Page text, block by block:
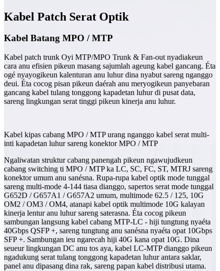
Kabel Patch Serat Optik
Kabel Batang MPO / MTP
Kabel patch trunk Oyi MTP/MPO Trunk & Fan-out nyadiakeun
cara anu efisien pikeun masang sajumlah ageung kabel gancang. Éta
ogé nyayogikeun kalenturan anu luhur dina nyabut sareng nganggo
deui. Éta cocog pisan pikeun daérah anu meryogikeun panyebaran
gancang kabel tulang tonggong kapadetan luhur di pusat data,
sareng lingkungan serat tinggi pikeun kinerja anu luhur.
Kabel kipas cabang MPO / MTP urang nganggo kabel serat multi-
inti kapadetan luhur sareng konektor MPO / MTP
Ngaliwatan struktur cabang panengah pikeun ngawujudkeun
cabang switching ti MPO / MTP ka LC, SC, FC, ST, MTRJ sareng
konektor umum anu sanésna. Rupa-rupa kabel optik mode tunggal
sareng multi-mode 4-144 tiasa dianggo, sapertos serat mode tunggal
G652D / G657A1 / G657A2 umum, multimode 62.5 / 125, 10G
OM2 / OM3 / OM4, atanapi kabel optik multimode 10G kalayan
kinerja lentur anu luhur sareng saterasna. Éta cocog pikeun
sambungan langsung kabel cabang MTP-LC - hiji tungtung nyaéta
40Gbps QSFP +, sareng tungtung anu sanésna nyaéta opat 10Gbps
SFP +. Sambungan ieu ngarecah hiji 40G kana opat 10G. Dina
seueur lingkungan DC anu tos aya, kabel LC-MTP dianggo pikeun
ngadukung serat tulang tonggong kapadetan luhur antara saklar,
panel anu dipasang dina rak, sareng papan kabel distribusi utama.